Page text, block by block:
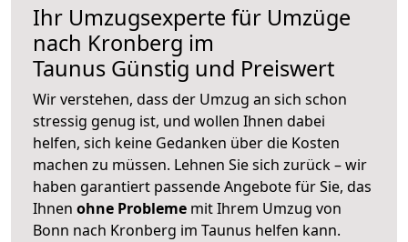
Ihr Umzugsexperte für Umzüge
nach Kronberg im
Taunus Günstig und Preiswert
Wir verstehen, dass der Umzug an sich schon
stressig genug ist, und wollen Ihnen dabei
helfen, sich keine Gedanken über die Kosten
machen zu müssen. Lehnen Sie sich zurück – wir
haben garantiert passende Angebote für Sie, das
Ihnen ohne Probleme mit Ihrem Umzug von
Bonn nach Kronberg im Taunus helfen kann.